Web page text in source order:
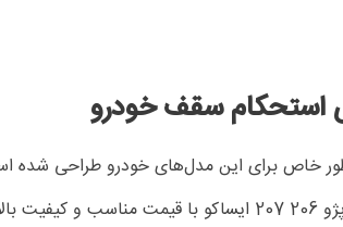
می‌دارد و از تکان خوردن یا جابجایی آن جلوگیری می‌کند. اگر به دنبال